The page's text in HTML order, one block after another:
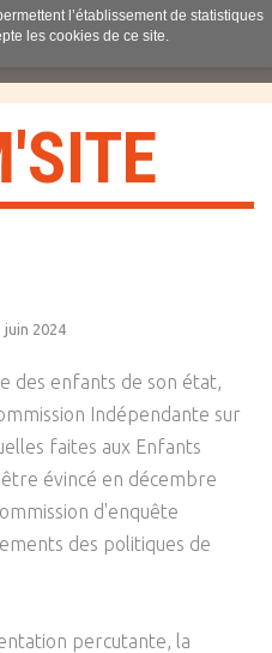
'SITE
juin 2024
des enfants de son état,
Indépendante sur
faites aux Enfants
être évincé en décembre
d'enquête
des politiques de
percutante, la
l’établissement de statistiques
les cookies de ce site.